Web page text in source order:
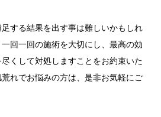
する結果を出す事は難しいかもしれ
回一回の施術を大切にし、最高の効
くして対処しますことをお約束いた
れでお悩みの方は、是非お気軽にご